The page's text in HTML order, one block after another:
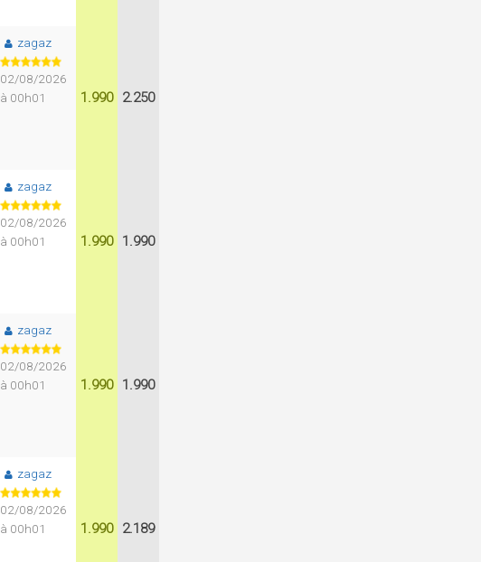
zagaz
02/08/2026
à 00h01
1.990 2.250
zagaz
02/08/2026
à 00h01
1.990 1.990
zagaz
02/08/2026
à 00h01
1.990 1.990
zagaz
02/08/2026
à 00h01
1.990 2.189